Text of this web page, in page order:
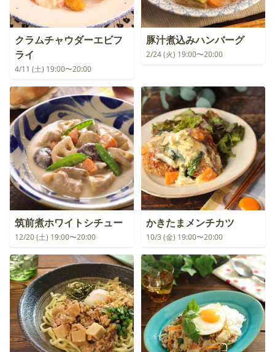
クラムチャウダーエビフ
ライ
4/11 (土) 19:00〜20:00
豚汁煮込みハンバーグ
2/24 (火) 19:00〜20:00
筑前煮ホワイトシチュー
12/20 (土) 19:00〜20:00
かきたまメンチカツ
10/3 (金) 19:00〜20:00